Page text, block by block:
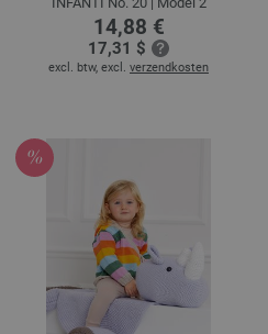
14,88 €
17,31 $
excl. btw, excl. verzendkosten